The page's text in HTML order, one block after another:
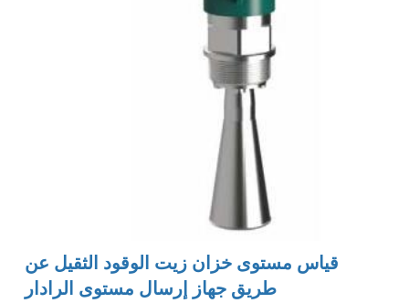
قياس مستوى خزان زيت الوقود الثقيل عن
طريق جهاز إرسال مستوى الرادار